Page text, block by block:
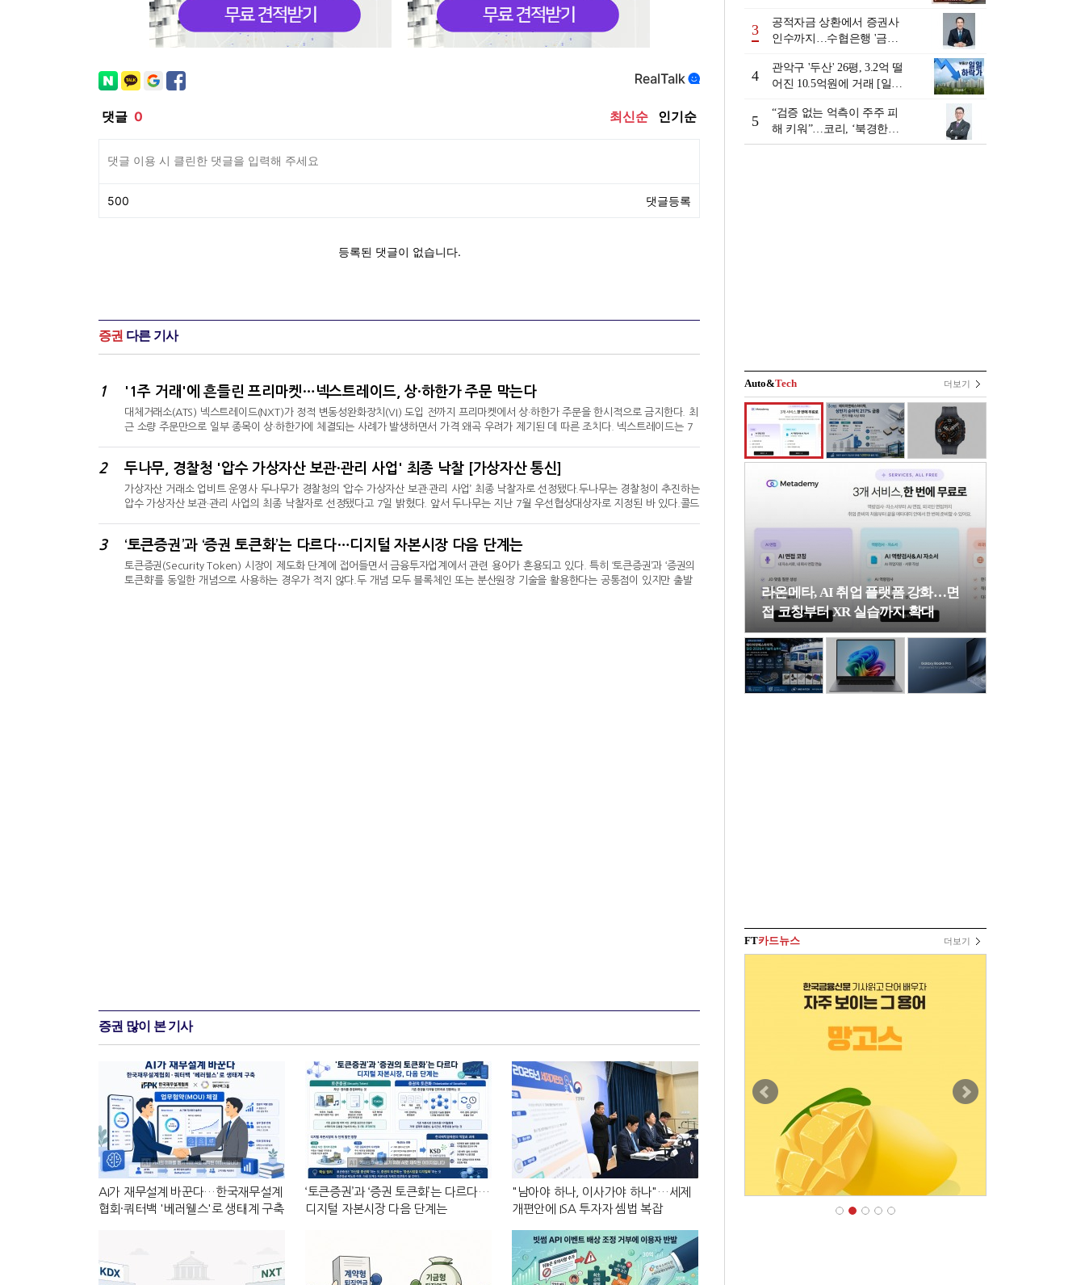
증권 다른 기사
1 '1주 거래'에 흔들린 프리마켓…넥스트레이드, 상·하한가 주문 막는다
대체거래소(ATS) 넥스트레이드(NXT)가 정적 변동성완화장치(VI) 도입 전까지 프리마켓에서 상·하한가 주문을 한시적으로 금지한다. 최
근 소량 주문만으로 일부 종목이 상·하한가에 체결되는 사례가 발생하면서 가격 왜곡 우려가 제기된 데 따른 조치다. 넥스트레이드는 7
달 들어서도 삼성전기와 알테오젠이 각각 1주 매수만으로 상한가를 기록했다. 지난 6일에는 SK하이
2 두나무, 경찰청 '압수 가상자산 보관·관리 사업' 최종 낙찰 [가상자산 통신]
가상자산 거래소 업비트 운영사 두나무가 경찰청의 ‘압수 가상자산 보관·관리 사업’ 최종 낙찰자로 선정됐다.두나무는 경찰청이 추진하는
압수 가상자산 보관·관리 사업의 최종 낙찰자로 선정됐다고 7일 밝혔다. 앞서 두나무는 지난 7월 우선협상대상자로 지정된 바 있다.콜드
‘업비트 커스터디’를 통해 보관·관리된다. 업비트 커스터디는 야간과 휴일에도 공백 없이 운영
3 ‘토큰증권’과 ‘증권 토큰화’는 다르다…디지털 자본시장 다음 단계는
토큰증권(Security Token) 시장이 제도화 단계에 접어들면서 금융투자업계에서 관련 용어가 혼용되고 있다. 특히 ‘토큰증권’과 ‘증권의
토큰화’를 동일한 개념으로 사용하는 경우가 적지 않다.두 개념 모두 블록체인 또는 분산원장 기술을 활용한다는 공통점이 있지만 출발
증권 많이 본 기사
AI가 재무설계 바꾼다…한국재무설계
협회·쿼터백 '베러웰스'로 생태계 구축
‘토큰증권’과 ‘증권 토큰화’는 다르다…
디지털 자본시장 다음 단계는
"남아야 하나, 이사가야 하나"…세제
개편안에 ISA 투자자 셈법 복잡
3
공적자금 상환에서 증권사
인수까지…수협은행 '금융
행 금융그룹의 꿈①]
4
관악구 '두산' 26평, 3.2억 떨
어진 10.5억원에 거래 [일일
5
“검증 없는 억측이 주주 피
해 키워”…코리, ‘북경한미
미수채권 논란’ 정면 반박
Auto&Tech 더보기
라온메타, AI 취업 플랫폼 강화…면
접 코칭부터 XR 실습까지 확대
FT카드뉴스 더보기